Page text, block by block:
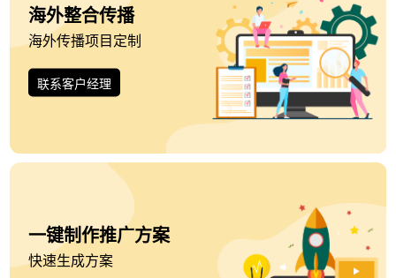
海外整合传播
海外传播项目定制
联系客户经理
一键制作推广方案
快速生成方案